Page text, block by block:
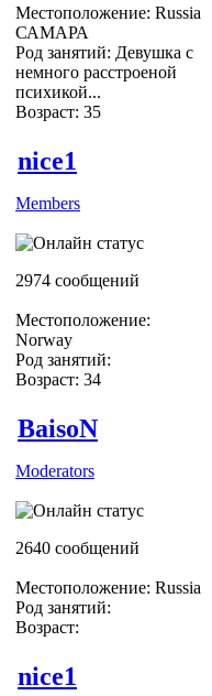
Местоположение: Russia
САМАРА
Род занятий: Девушка с
немного расстроеной
психикой...
Возраст: 35
nice1
Members
2974 сообщений
Местоположение:
Norway
Род занятий:
Возраст: 34
BaisoN
Moderators
2640 сообщений
Местоположение: Russia
Род занятий:
Возраст:
nice1